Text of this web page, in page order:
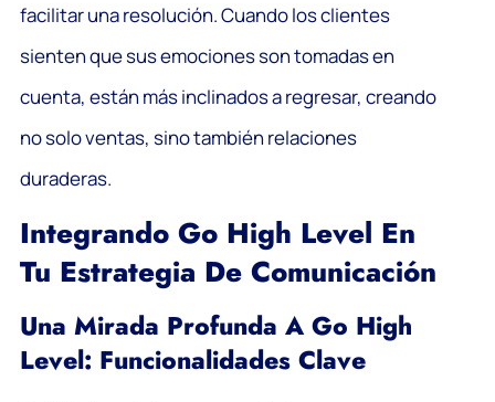
facilitar una resolución. Cuando los clientes
sienten que sus emociones son tomadas en
cuenta, están más inclinados a regresar, creando
no solo ventas, sino también relaciones
duraderas.
Integrando Go High Level En
Tu Estrategia De Comunicación
Una Mirada Profunda A Go High
Level: Funcionalidades Clave